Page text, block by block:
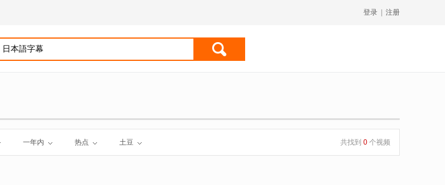
登录 注册
一年内 热点 土豆 共找到 0 个视频